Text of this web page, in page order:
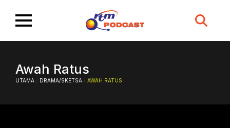
Search
Awah Ratus
UTAMA / DRAMA/SKETSA / AWAH RATUS